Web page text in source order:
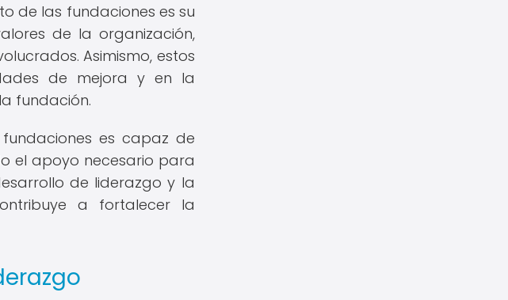
de las fundaciones es su
de la organización,
Asimismo, estos
de mejora y en la
fundación.
es capaz de
el apoyo necesario para
de liderazgo y la
a fortalecer la